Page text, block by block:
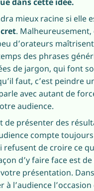
mieux racine si elle
. Malheureusement,
d’orateurs
des phrases
de jargon, qui font
faut, c’est peindre
avec autant de
audience.
de présenter des
compte
refusent de croire ce
d’y faire face est
présentation.
à l’audience